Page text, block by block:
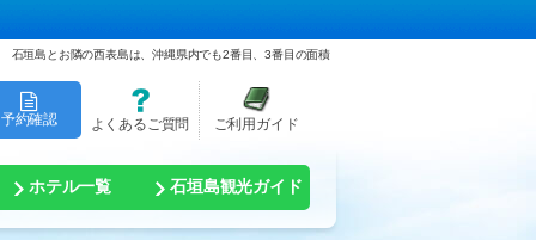
石垣島とお隣の西表島は、沖縄県内でも2番目、3番目の面積
よくあるご質問 ご利用ガイド
予約確認
ホテル一覧 石垣島観光ガイド